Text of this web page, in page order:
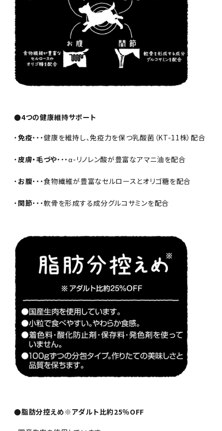
●4つの健康維持サポート
・免疫・・・健康を維持し、免疫力を保つ乳酸菌（KT-11株）配合
・皮膚・毛づや・・・α-リノレン酸が豊富なアマニ油を配合
・ お腹・・・食物繊維が豊富なセルロースとオリゴ糖を配合
・ 関節・・・軟骨を形成する成分グルコサミンを配合
●脂肪分控えめ※アダルト比約25％OFF